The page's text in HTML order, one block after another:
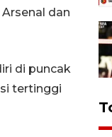
dan
di puncak
tertinggi